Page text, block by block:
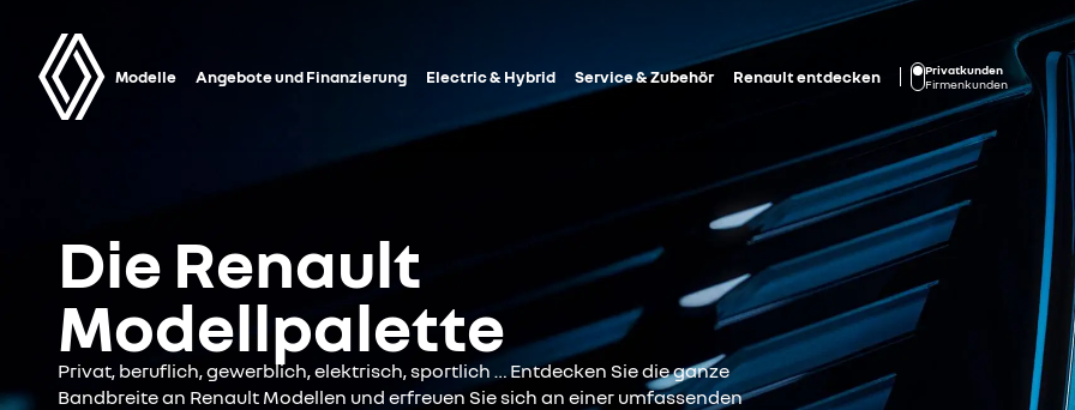
Modelle Angebote und Finanzierung Electric & Hybrid Service & Zubehör Renault entdecken
Privatkunden
Firmenkunden
Die Renault
Modellpalette
Privat, beruflich, gewerblich, elektrisch, sportlich … Entdecken Sie die ganze
Bandbreite an Renault Modellen und erfreuen Sie sich an einer umfassenden